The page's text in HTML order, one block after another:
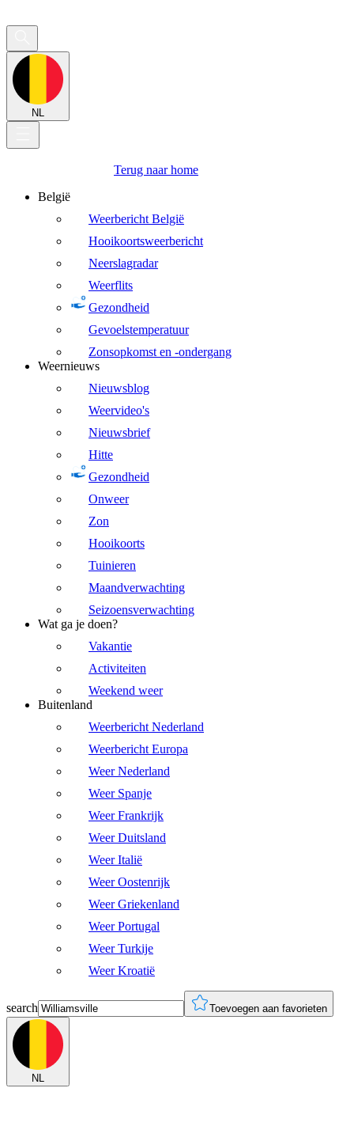
NL
Terug naar home
België
Weerbericht België
Hooikoortsweerbericht
Neerslagradar
Weerflits
Gezondheid
Gevoelstemperatuur
Zonsopkomst en -ondergang
Weernieuws
Nieuwsblog
Weervideo's
Nieuwsbrief
Hitte
Gezondheid
Onweer
Zon
Hooikoorts
Tuinieren
Maandverwachting
Seizoensverwachting
Wat ga je doen?
Vakantie
Activiteiten
Weekend weer
Buitenland
Weerbericht Nederland
Weerbericht Europa
Weer Nederland
Weer Spanje
Weer Frankrijk
Weer Duitsland
Weer Italië
Weer Oostenrijk
Weer Griekenland
Weer Portugal
Weer Turkije
Weer Kroatië
search Toevoegen aan favorieten
NL